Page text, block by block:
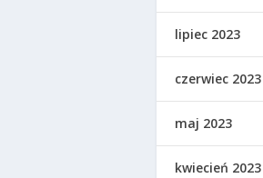
lipiec 2023
czerwiec 2023
maj 2023
kwiecień 2023